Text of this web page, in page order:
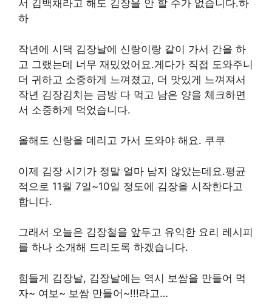
서 김백채라고 해도 김장을 안 할 수가 없습니다.하
하
작년에 시댁 김장날에 신랑이랑 같이 가서 간을 하
고 그랬는데 너무 재밌었어요.게다가 직접 도와주니
더 귀하고 소중하게 느껴졌고, 더 맛있게 느껴져서
작년 김장김치는 금방 다 먹고 남은 양을 체크하면
서 소중하게 먹었습니다.
올해도 신랑을 데리고 가서 도와야 해요. 쿠쿠
이제 김장 시기가 정말 얼마 남지 않았는데요.평균
적으로 11월 7일~10일 정도에 김장을 시작한다고
합니다.
그래서 오늘은 김장철을 앞두고 유익한 요리 레시피
를 하나 소개해 드리도록 하겠습니다.
힘들게 김장날, 김장날에는 역시 보쌈을 만들어 먹
자~ 여보~ 보쌈 만들어~!!!라고…